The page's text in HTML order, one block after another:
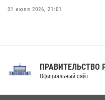
31 июля 2026, 21:01
Праздник «Один день с
ПРАВИТЕЛЬСТВО
Официальный сайт